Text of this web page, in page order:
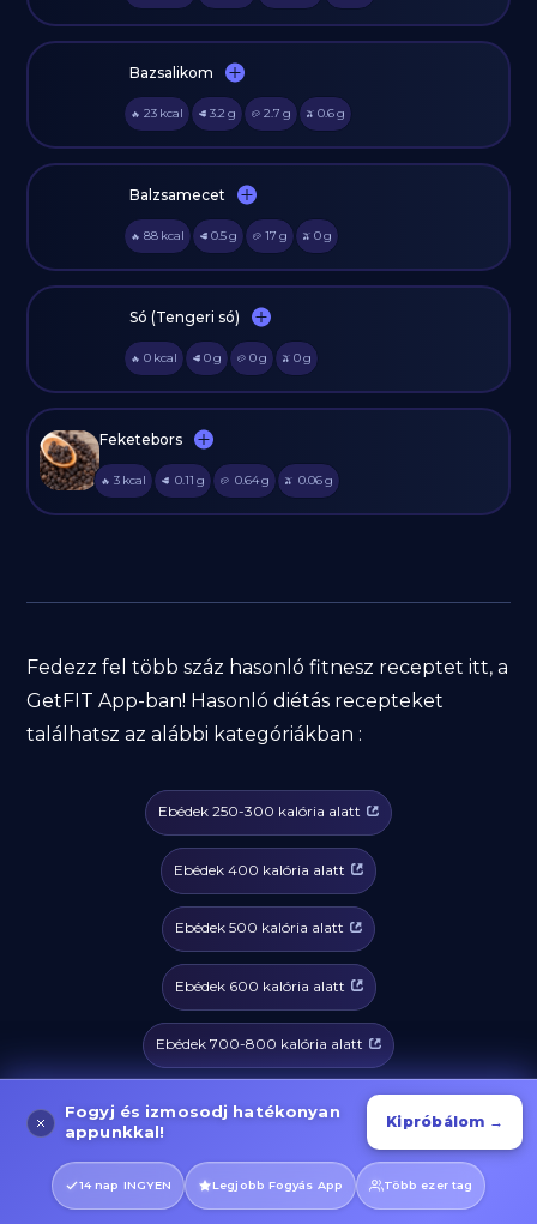
Bazsalikom
🔥 23 kcal 🥩 3.2 g 🥔 2.7 g 🫒 0.6g
Balzsamecet
🔥 88 kcal 🥩 0.5g 🥔 17 g 🫒 0g
Só (Tengeri só)
🔥 0 kcal 🥩 0g 🥔 0g 🫒 0g
Feketebors
🔥 3 kcal 🥩 0.11 g 🥔 0.64g 🫒 0.06g
Fedezz fel több száz hasonló fitnesz receptet itt, a
GetFIT App-ban! Hasonló diétás recepteket
találhatsz az alábbi kategóriákban :
Ebédek 250-300 kalória alatt
Ebédek 400 kalória alatt
Ebédek 500 kalória alatt
Ebédek 600 kalória alatt
Ebédek 700-800 kalória alatt
Vacsorák 250-300 kalória alatt
Vacsorák 400 kalória alatt
Fogyj és izmosodj hatékonyan
appunkkal!
Kipróbálom →
14 nap INGYEN Legjobb Fogyás App Több ezer tag